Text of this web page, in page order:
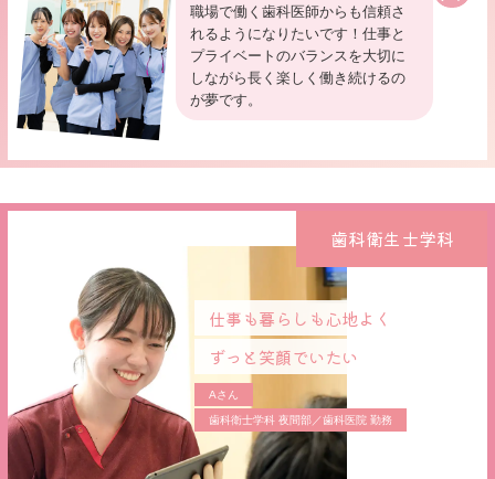
職場で働く歯科医師からも信頼さ
れるようになりたいです！仕事と
プライベートのバランスを大切に
しながら長く楽しく働き続けるの
が夢です。
歯科衛生士学科
仕事も暮らしも心地よく
ずっと笑顔でいたい
Aさん
歯科衛士学科 夜間部／歯科医院 勤務